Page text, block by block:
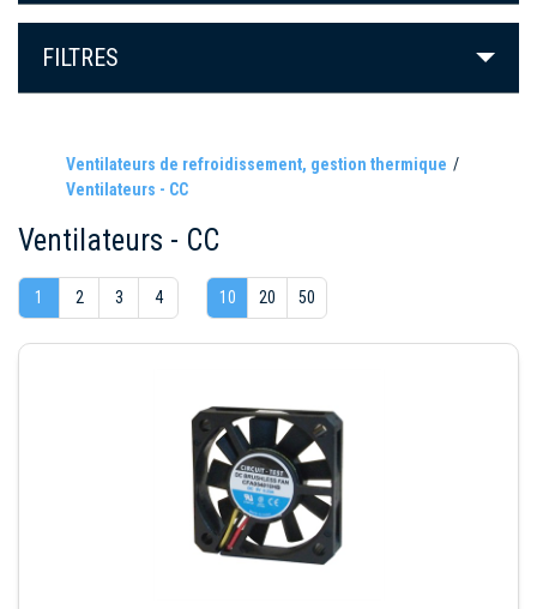
FILTRES
Ventilateurs de refroidissement, gestion thermique
Ventilateurs - CC
Ventilateurs - CC
1 2 3 4 10 20 50